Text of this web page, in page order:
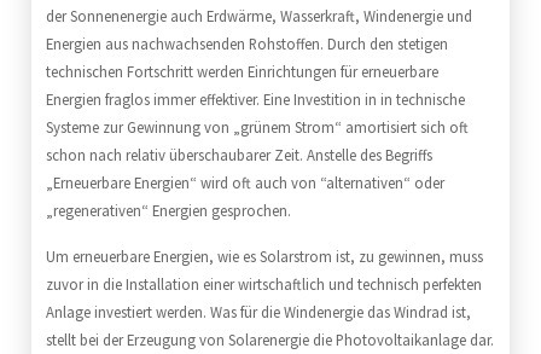
der Sonnenenergie auch Erdwärme, Wasserkraft, Windenergie und
Energien aus nachwachsenden Rohstoffen. Durch den stetigen
technischen Fortschritt werden Einrichtungen für erneuerbare
Energien fraglos immer effektiver. Eine Investition in in technische
Systeme zur Gewinnung von „grünem Strom“ amortisiert sich oft
schon nach relativ überschaubarer Zeit. Anstelle des Begriffs
„Erneuerbare Energien“ wird oft auch von “alternativen“ oder
„regenerativen“ Energien gesprochen.
Um erneuerbare Energien, wie es Solarstrom ist, zu gewinnen, muss
zuvor in die Installation einer wirtschaftlich und technisch perfekten
Anlage investiert werden. Was für die Windenergie das Windrad ist,
stellt bei der Erzeugung von Solarenergie die Photovoltaikanlage dar.